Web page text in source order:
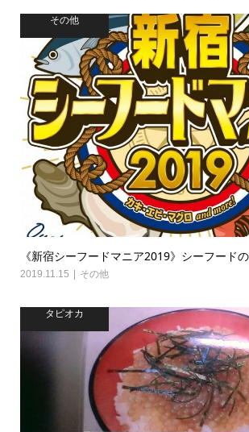
その他
《新宿シーフードマニア2019》シーフード
2019.11.15 その他
タピオカ